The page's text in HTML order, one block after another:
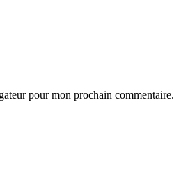
pour mon prochain commentaire.